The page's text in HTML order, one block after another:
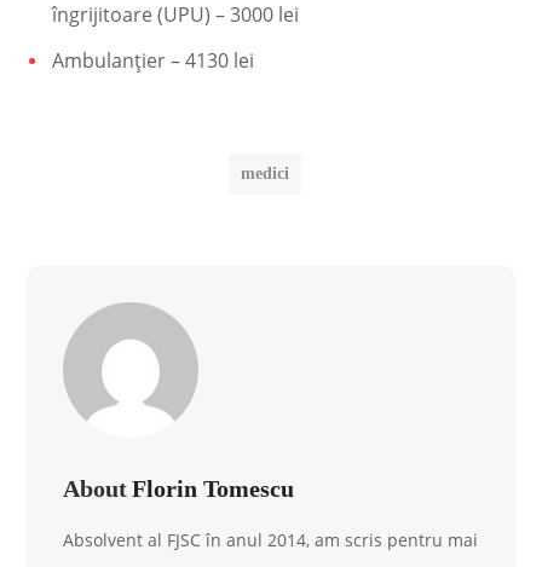
îngrijitoare (UPU) – 3000 lei
Ambulanţier – 4130 lei
medici
About Florin Tomescu
Absolvent al FJSC în anul 2014, am scris pentru mai